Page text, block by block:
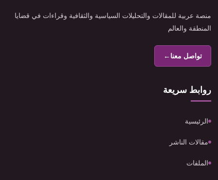
منصة عربية للمقالات والتحليلات السياسية والثقافية وقراءات في قضايا
المنطقة والعالم
تواصل معنا←
روابط سريعة
الرئيسية
مقالات الناشر
الملفات